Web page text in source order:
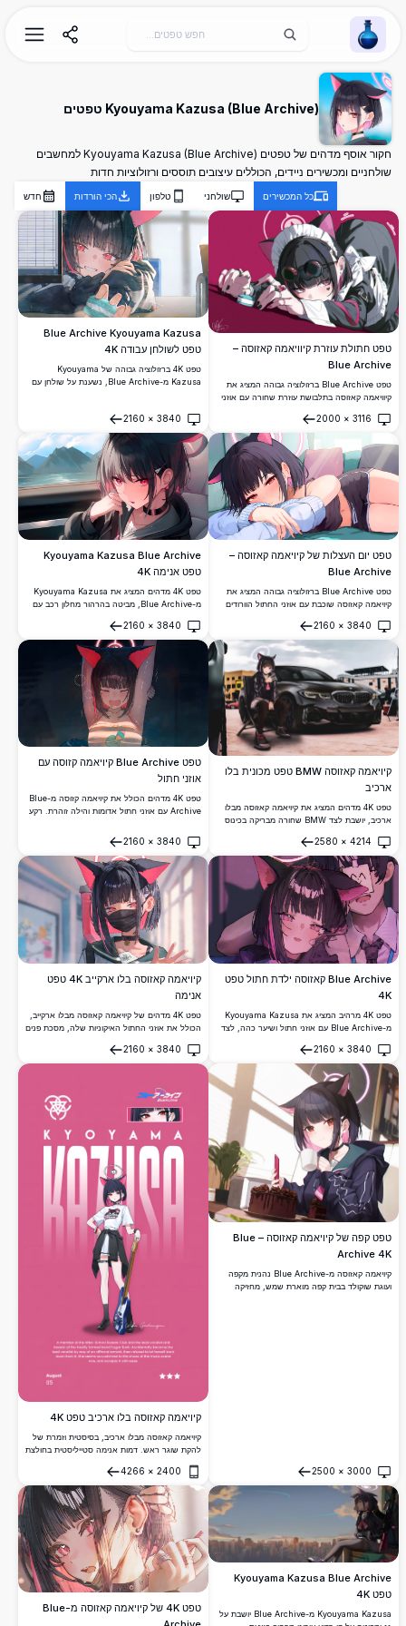
Wallpaper Alchemy
Kyouyama Kazusa (Blue Archive) טפטים
חקור אוסף מדהים של טפטים Kyouyama Kazusa (Blue Archive) למחשבים
שולחניים ומכשירים ניידים, הכוללים עיצובים תוססים ורזולוציות חדות
כל המכשירים שולחני טלפון הכי הורדות חדש
טפט חתולת עוזרת קיוויאמה קאזוסה –
Blue Archive
טפט Blue Archive ברזולוציה גבוהה המציג את
קיוויאמה קאזוסה בתלבושת עוזרת שחורה עם אוזני
שוכבת בתנוחה סטייליסטית על רקע ורוד-אדום עז.
3116
×
2000
פתח
Blue Archive Kyouyama Kazusa
טפט לשולחן עבודה 4K
טפט 4K ברזולוציה גבוהה של Kyouyama
Kazusa מ-Blue Archive, נשענת על שולחן עם
3840
×
2160
פתח
טפט יום העצלות של קיויאמה קאזוסה –
Blue Archive
טפט Blue Archive ברזולוציה גבוהה המציג את
קיויאמה קאזוסה שוכבת עם אוזני החתול הוורודים
כהה. טפט אנימה 4K מושלם למעריצי המשחק.
3840
×
2160
פתח
Kyouyama Kazusa Blue Archive
טפט אנימה 4K
טפט 4K מדהים המציג את Kyouyama Kazusa
מ-Blue Archive, מביטה בהרהור מחלון רכב עם
חודרות ואסתטיקה מרובת מצבי רוח הופכים יצירת
אמנות אולטרה-HD זו למרתקת באמת.
3840
×
2160
פתח
קיויאמה קאזוסה BMW טפט מכונית בלו
ארכיב
טפט 4K מדהים המציג את קיויאמה קאזוסה מבלו
ארכיב, יושבת לצד BMW שחורה מבריקה בכינוס
בצורה חלקה עם צילום מהעולם האמיתי.
4214
×
2580
פתח
טפט Blue Archive קיויאמה קזוסה עם
אוזני חתול
טפט 4K מדהים הכולל את קיויאמה קזוסה מ-Blue
Archive עם אוזני חתול אדומות והילה זוהרת. רקע
המפוספסת ותנוחתה הדינמית, מושלם לרקע שולחן
העבודה.
3840
×
2160
פתח
Blue Archive קאזוסה ילדת חתול טפט
4K
טפט 4K מרהיב המציג את Kyouyama Kazusa
מ-Blue Archive עם אוזני חתול ושיער כהה, לצד
אנימה אפלולי עם הדגשים ורודים ותאורה קולנועית.
3840
×
2160
פתח
קיויאמה קאזוסה בלו ארקייב 4K טפט
אנימה
טפט 4K מדהים של קיויאמה קאזוסה מבלו ארקייב,
הכולל את אוזני החתול האיקוניות שלה, מסכת פנים
עם הילה זוהרת.
3840
×
2160
פתח
טפט קפה של קיויאמה קאזוסה – Blue
Archive 4K
קיויאמה קאזוסה מ-Blue Archive נהנית מקפה
ועוגת שוקולד בבית קפה מוארת שמש, מחזיקה
3000
×
2500
פתח
קיויאמה קאזוסה בלו ארכיב טפט 4K
קיויאמה קאזוסה מבלו ארכיב, בסיסטית וזמרת של
להקת שוגר ראש. דמות אנימה סטייליסטית בחולצת
גבוהה.
2400
×
4266
פתח
Kyouyama Kazusa Blue Archive
טפט 4K
Kyouyama Kazusa מ-Blue Archive יושבת על
טפט 4K של קיויאמה קאזוסה מ-Blue